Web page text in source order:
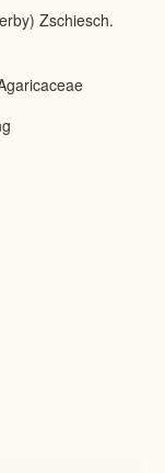
Zschiesch.